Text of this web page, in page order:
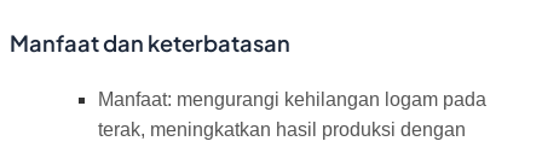
Manfaat dan keterbatasan
Manfaat: mengurangi kehilangan logam pada
terak, meningkatkan hasil produksi dengan